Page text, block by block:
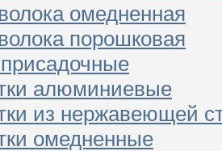
омедненная
порошковая
алюминиевые
из нержавеющей
омедненные